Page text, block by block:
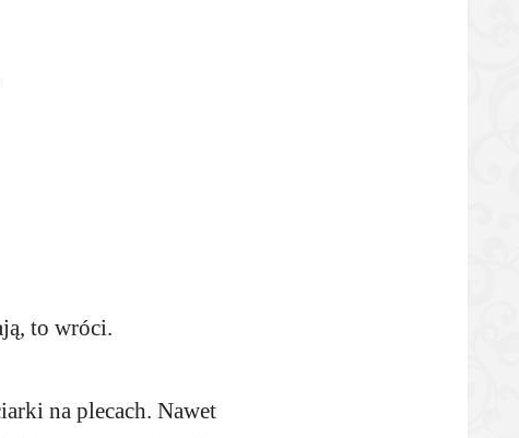
to wróci.
na plecach. Nawet